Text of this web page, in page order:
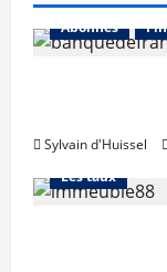
Abonnés
Sylvain d'Huissel
Abonnés
Les taux